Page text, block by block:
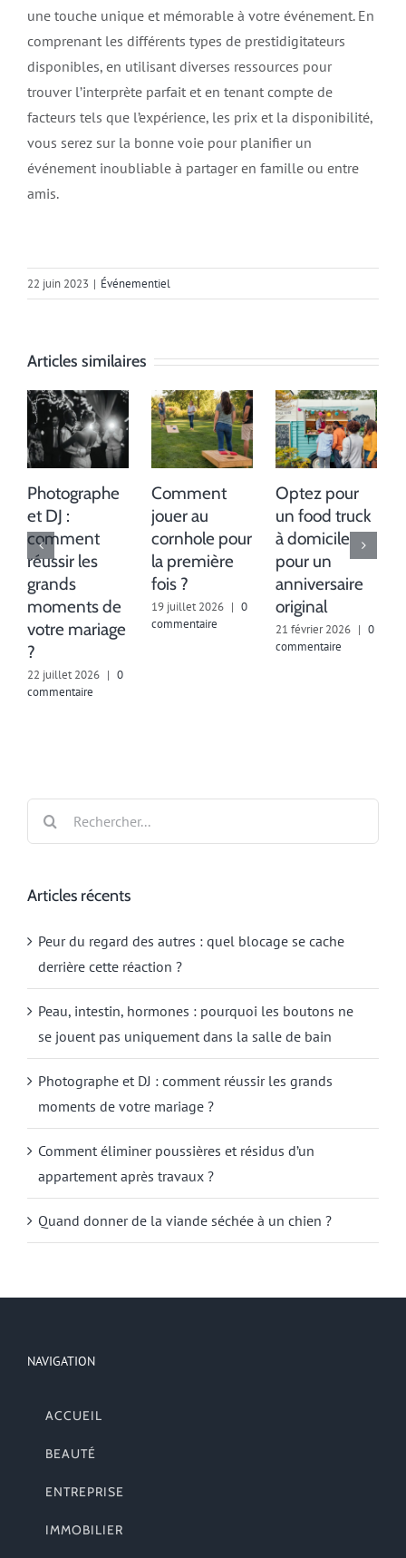
une touche unique et mémorable à votre événement. En
comprenant les différents types de prestidigitateurs
disponibles, en utilisant diverses ressources pour
trouver l’interprète parfait et en tenant compte de
facteurs tels que l’expérience, les prix et la disponibilité,
vous serez sur la bonne voie pour planifier un
événement inoubliable à partager en famille ou entre
amis.
22 juin 2023 | Événementiel
Articles similaires
Photographe
et DJ :
comment
réussir les
grands
moments de
votre mariage
?
22 juillet 2026 | 0
commentaire
Comment
jouer au
cornhole pour
la première
fois ?
19 juillet 2026 | 0
commentaire
Optez pour
un food truck
à domicile
pour un
anniversaire
original
21 février 2026 | 0
commentaire
Articles récents
Peur du regard des autres : quel blocage se cache
derrière cette réaction ?
Peau, intestin, hormones : pourquoi les boutons ne
se jouent pas uniquement dans la salle de bain
Photographe et DJ : comment réussir les grands
moments de votre mariage ?
Comment éliminer poussières et résidus d’un
appartement après travaux ?
Quand donner de la viande séchée à un chien ?
NAVIGATION
ACCUEIL
BEAUTÉ
ENTREPRISE
IMMOBILIER